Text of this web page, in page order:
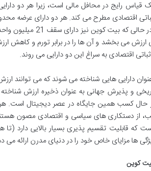
رایج در محافل مالی است، زیرا هر دو
اقتصادی مطرح می کند. هر دو دارای عرضه
و استخراج آن دشوار
ارزش می بخشد و آن ها را در برابر تورم و کاهش
اقتصادی به سراغ این دو دارایی می روند.
دارایی هایی شناخته می شوند که می توانند
و پذیرش جهانی به عنوان ذخیره ارزش
حال کسب همین جایگاه در عصر دیجیتال است.
از دستکاری های سیاسی و اقتصادی مصون
که قابلیت تقسیم پذیری بسیار بالایی دارد
ها مزایای خاص خود را در دنیای مدرن ارائه می
کوین